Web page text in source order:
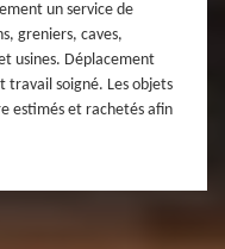
un service de
greniers, caves,
usines. Déplacement
soigné. Les objets
estimés et rachetés afin